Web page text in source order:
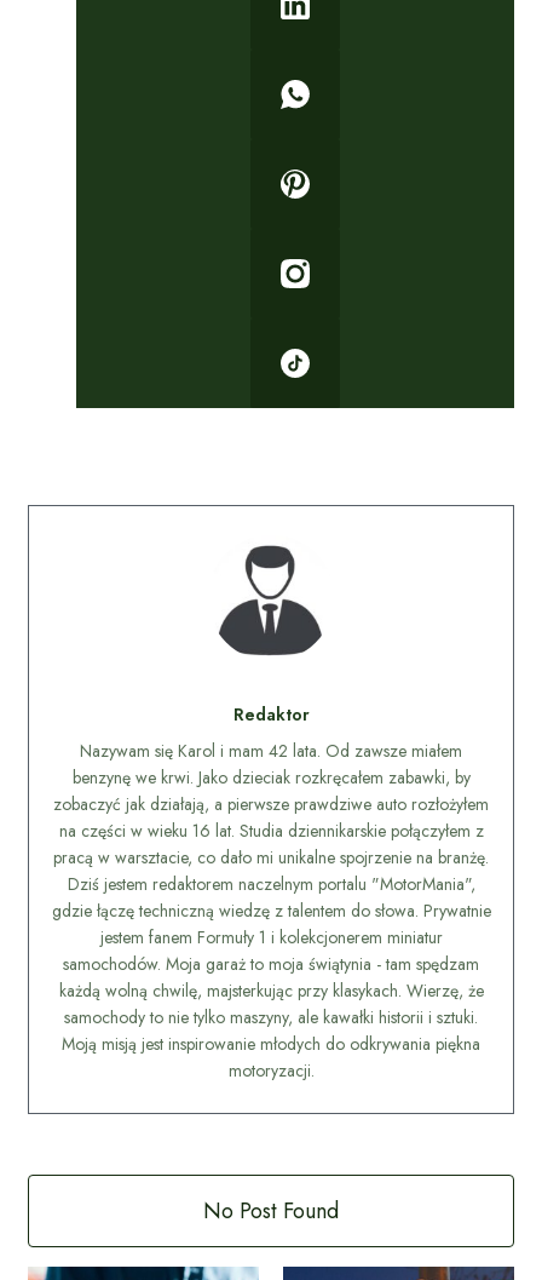
Redaktor
Nazywam się Karol i mam 42 lata. Od zawsze miałem
benzynę we krwi. Jako dzieciak rozkręcałem zabawki, by
zobaczyć jak działają, a pierwsze prawdziwe auto rozłożyłem
na części w wieku 16 lat. Studia dziennikarskie połączyłem z
pracą w warsztacie, co dało mi unikalne spojrzenie na branżę.
Dziś jestem redaktorem naczelnym portalu "MotorMania",
gdzie łączę techniczną wiedzę z talentem do słowa. Prywatnie
jestem fanem Formuły 1 i kolekcjonerem miniatur
samochodów. Moja garaż to moja świątynia - tam spędzam
każdą wolną chwilę, majsterkując przy klasykach. Wierzę, że
samochody to nie tylko maszyny, ale kawałki historii i sztuki.
Moją misją jest inspirowanie młodych do odkrywania piękna
motoryzacji.
No Post Found